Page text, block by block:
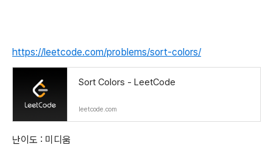
https://leetcode.com/problems/sort-colors/
Sort Colors - LeetCode
leetcode.com
난이도 : 미디움